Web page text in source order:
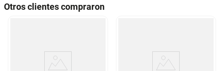
Otros clientes compraron